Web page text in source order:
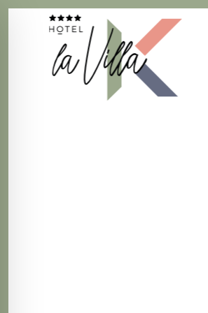
La Villa K Hôtel Spa